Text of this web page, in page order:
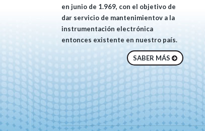
en junio de 1.969, con el objetivo de
dar servicio de mantenimientov a la
instrumentación electrónica
entonces existente en nuestro país.
SABER MÁS